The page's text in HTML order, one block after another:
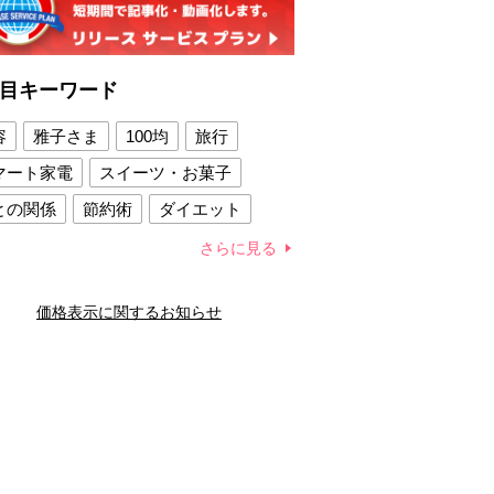
キーワード
雅子さま 100均
旅行
ート家電
スイーツ・お菓子
の関係
節約術
ダイエット
の関係
新津春子 どか食い
さらに見る
価格表示に関するお知らせ